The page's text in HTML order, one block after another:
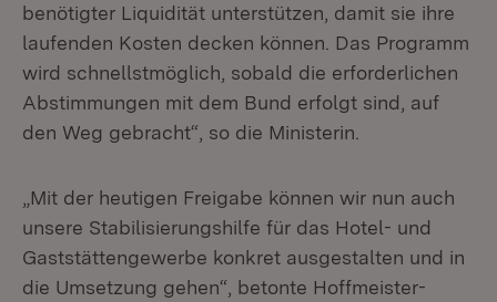
benötigter Liquidität unterstützen, damit sie ihre
laufenden Kosten decken können. Das Programm
wird schnellstmöglich, sobald die erforderlichen
Abstimmungen mit dem Bund erfolgt sind, auf
den Weg gebracht“, so die Ministerin.
„Mit der heutigen Freigabe können wir nun auch
unsere Stabilisierungshilfe für das Hotel- und
Gaststättengewerbe konkret ausgestalten und in
die Umsetzung gehen“, betonte Hoffmeister-